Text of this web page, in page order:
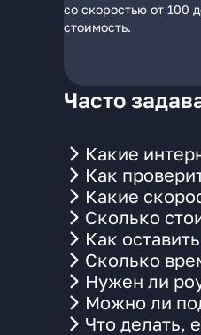
со скоростью от 100
стоимость.
Часто
Какие
Как
Какие
Сколько
Как
Сколько
Нужен ли
Можно ли
Что делать,